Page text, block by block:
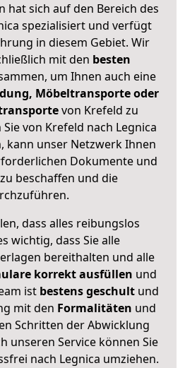
hat sich auf den Bereich des
spezialisiert und verfügt
in diesem Gebiet. Wir
mit den besten
um Ihnen auch eine
Möbeltransporte oder
von Krefeld zu
von Krefeld nach Legnica
kann unser Netzwerk Ihnen
Dokumente und
beschaffen und die
dass alles reibungslos
wichtig, dass Sie alle
bereithalten und alle
korrekt ausfüllen und
ist bestens geschult und
mit den Formalitäten und
Schritten der Abwicklung
unseren Service können Sie
nach Legnica umziehen.